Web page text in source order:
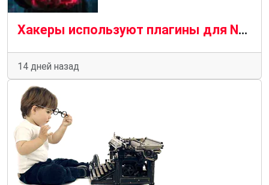
Хакеры используют плагины для Notepad++ для скрытой установки вредоносного ПО.
14 дней назад